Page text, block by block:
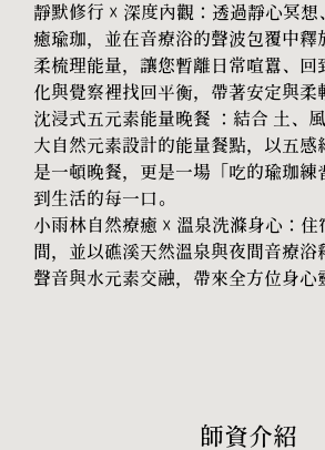
靜默修行 ☓ 深度內觀：透過靜心冥想
癒瑜珈，並在音療浴的聲波包覆中釋
柔梳理能量，讓您暫離日常喧囂、回
化與覺察裡找回平衡，帶著安定與柔
沈浸式五元素能量晚餐 ：結合 土、
大自然元素設計的能量餐點，以五感
是一頓晚餐，更是一場「吃的瑜珈練
到生活的每一口。
小雨林自然療癒 ☓ 溫泉洗滌身心：住
間，並以礁溪天然溫泉與夜間音療浴
聲音與水元素交融，帶來全方位身心
師資介紹